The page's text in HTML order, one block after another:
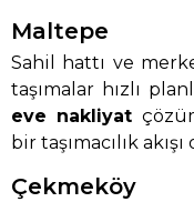
Maltepe
Sahil hattı ve
taşımalar hızlı
eve nakliyat
bir taşımacılık
Çekmeköy